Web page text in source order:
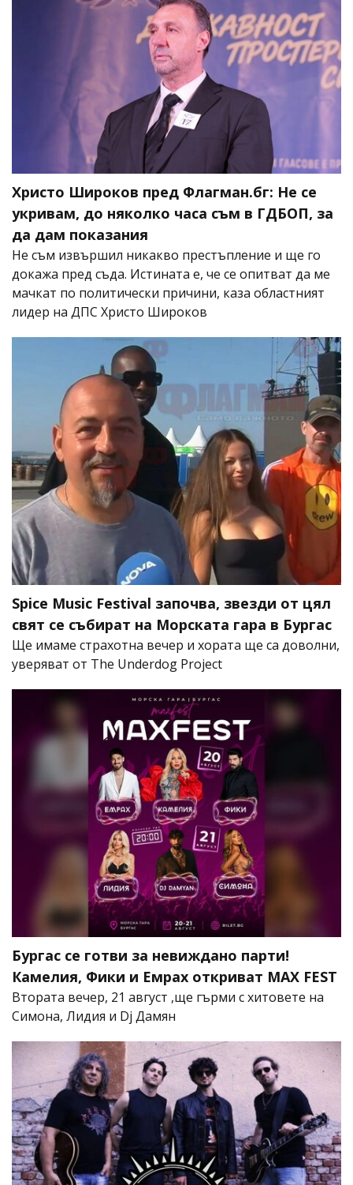
Христо Широков пред Флагман.бг: Не се
укривам, до няколко часа съм в ГДБОП, за
да дам показания
Не съм извършил никакво престъпление и ще го
докажа пред съда. Истината е, че се опитват да ме
мачкат по политически причини, каза областният
лидер на ДПС Христо Широков
Spice Music Festival започва, звезди от цял
свят се събират на Морската гара в Бургас
Ще имаме страхотна вечер и хората ще са доволни,
уверяват от The Underdog Project
Бургас се готви за невиждано парти!
Камелия, Фики и Емрах откриват MAX FEST
Втората вечер, 21 август ,ще гърми с хитовете на
Симона, Лидия и Dj Дамян